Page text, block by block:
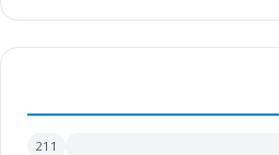
211